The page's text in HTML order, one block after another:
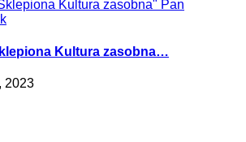
Kultura zasobna…
2023